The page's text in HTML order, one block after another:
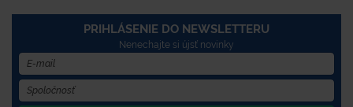
PRIHLÁSENIE DO NEWSLETTERU
Nenechajte si újsť novinky